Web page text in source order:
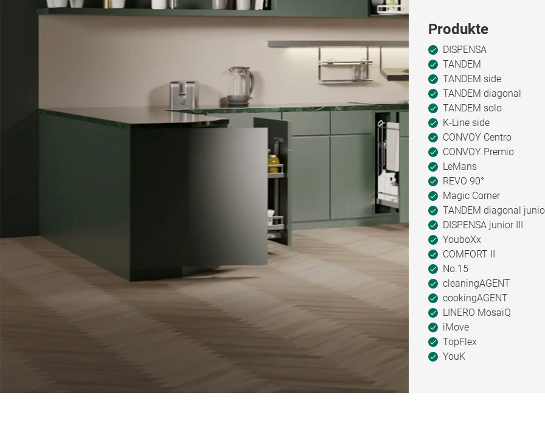
Produkte
DISPENSA
TANDEM
TANDEM side
TANDEM diagonal
TANDEM solo
K-Line side
CONVOY Centro
CONVOY Premio
LeMans
REVO 90°
Magic Corner
TANDEM diagonal
DISPENSA junior III
YouboXx
COMFORT II
No.15
cleaningAGENT
cookingAGENT
LINERO MosaiQ
iMove
TopFlex
YouK